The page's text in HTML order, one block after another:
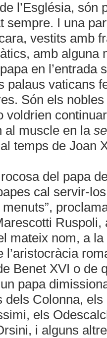
l’Església, són
sempre. I una
vestits amb
amb alguna
en l’entrada
palaus vaticans
Són els
voldrien
al muscle en la
temps de Joan
del papa
cal servir-
Ruspoli,
mateix nom, a
l’aristocràcia
Benet XVI o de
papa
dels Colonna,
els
i alguns